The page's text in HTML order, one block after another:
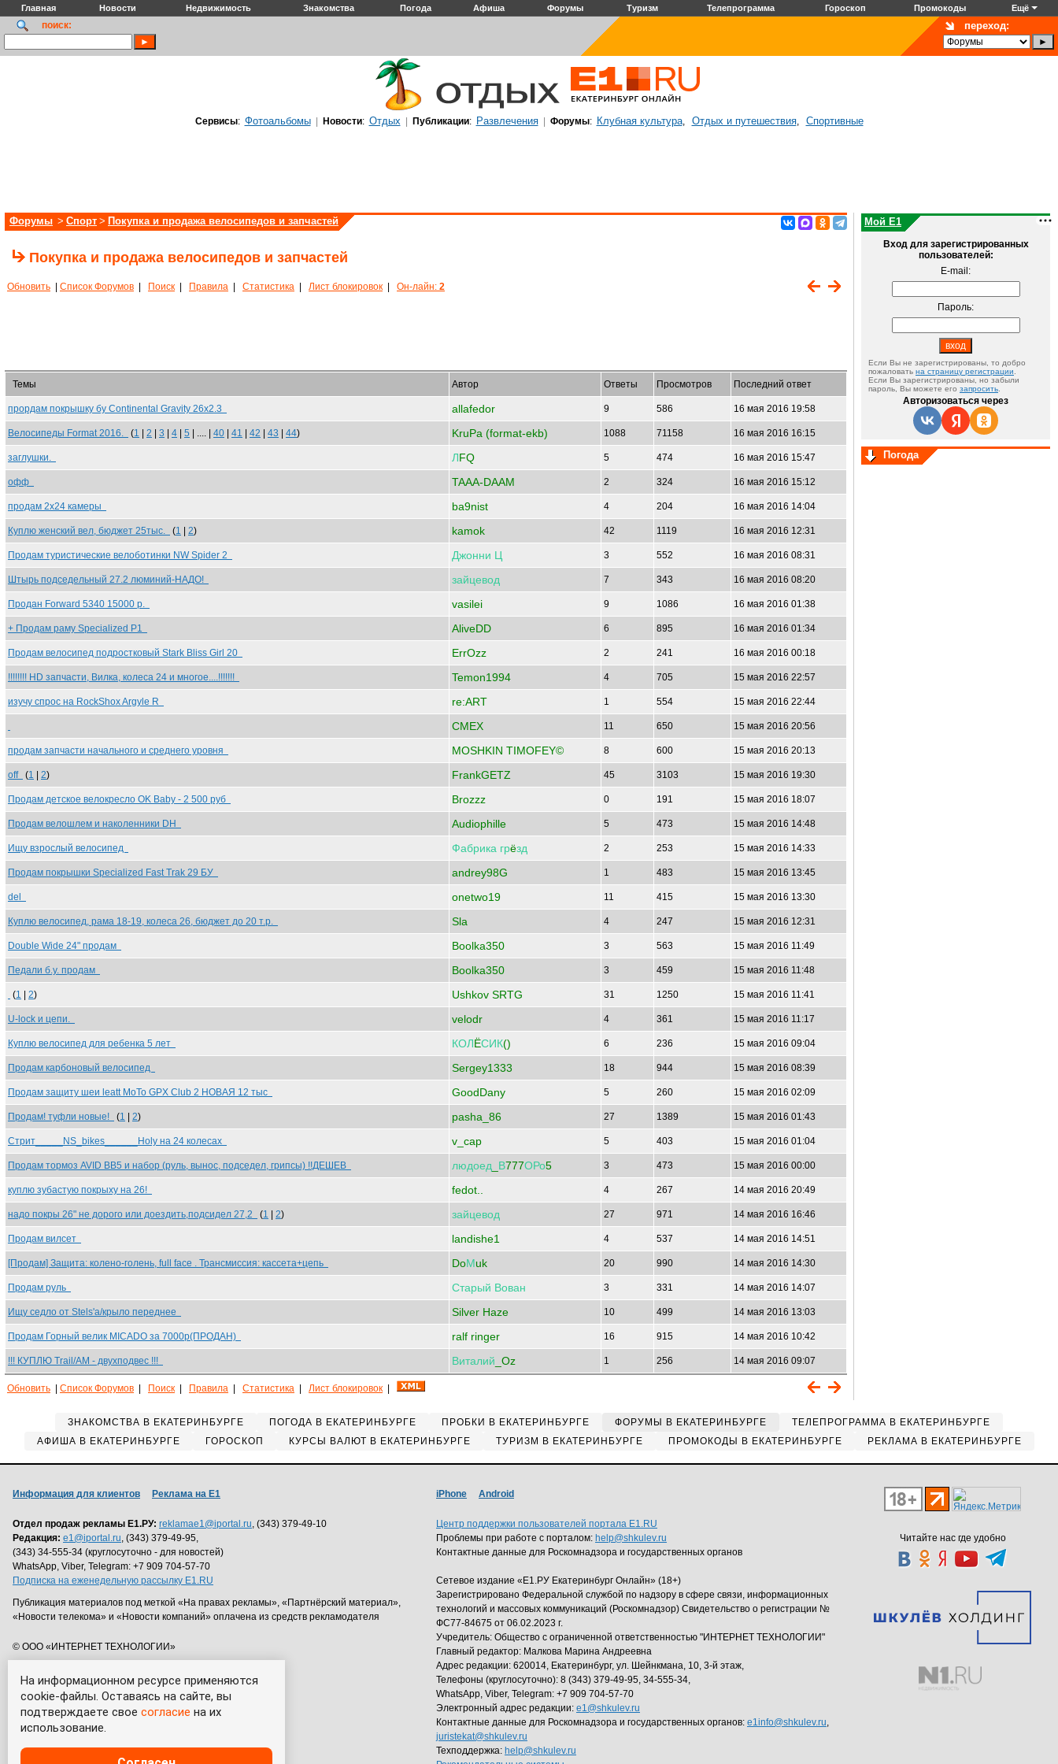
На информационном ресурсе применяются
cookie-файлы. Оставаясь на сайте, вы
подтверждаете свое согласие на их
использование.
Главная Новости Недвижимость Знакомства Погода Афиша Форумы Туризм Телепрограмма Гороскоп Промокоды Ещё
поиск: переход:
Сервисы: Фотоальбомы| Новости: Отдых| Публикации: Развлечения| Форумы: Клубная культура, Отдых и путешествия, Спортивные
Форумы > Спорт > Покупка и продажа велосипедов и запчастей
Покупка и продажа велосипедов и запчастей
Обновить Список Форумов Поиск Правила Статистика Лист блокировок Он-лайн: 2
Темы Автор Ответы Просмотров Последний ответ
прордам покрышку бу Continental Gravity 26х2.3 allafedor 9 586 16 мая 2016 19:58
Велосипеды Format 2016. (1 2 3 4 5 | .... | 40 41 42 43 44) KruPa (format-ekb) 1088 71158 16 мая 2016 16:15
заглушки. ЛFQ 5 474 16 мая 2016 15:47
офф TAAA-DAAM 2 324 16 мая 2016 15:12
продам 2х24 камеры ba9nist 4 204 16 мая 2016 14:04
Куплю женский вел, бюджет 25тыс. (1 2) kamok 42 1119 16 мая 2016 12:31
Продам туристические велоботинки NW Spider 2 Джонни Ц 3 552 16 мая 2016 08:31
Штырь подседельный 27.2 люминий-НАДО! зайцевод 7 343 16 мая 2016 08:20
Продан Forward 5340 15000 р. vasilei 9 1086 16 мая 2016 01:38
+ Продам раму Specialized P1 AliveDD 6 895 16 мая 2016 01:34
Продам велосипед подростковый Stark Bliss Girl 20 ErrOzz 2 241 16 мая 2016 00:18
!!!!!!!! HD запчасти, Вилка, колеса 24 и многое....!!!!!!! Temon1994 4 705 15 мая 2016 22:57
изучу спрос на RockShox Argyle R re:ART 1 554 15 мая 2016 22:44
CMEX 11 650 15 мая 2016 20:56
продам запчасти начального и среднего уровня MOSHKIN TIMOFEY© 8 600 15 мая 2016 20:13
off (1 2) FrankGETZ 45 3103 15 мая 2016 19:30
Продам детское велокресло OK Baby - 2 500 руб Brozzz 0 191 15 мая 2016 18:07
Продам велошлем и наколенники DH Audiophille 5 473 15 мая 2016 14:48
Ищу взрослый велосипед Фабрика грёзд 2 253 15 мая 2016 14:33
Продам покрышки Specialized Fast Trak 29 БУ andrey98G 1 483 15 мая 2016 13:45
del onetwo19 11 415 15 мая 2016 13:30
Куплю велосипед, рама 18-19, колеса 26, бюджет до 20 т.р. Sla 4 247 15 мая 2016 12:31
Double Wide 24" продам Boolka350 3 563 15 мая 2016 11:49
Педали б.у. продам Boolka350 3 459 15 мая 2016 11:48
(1 2) Ushkov SRTG 31 1250 15 мая 2016 11:41
U-lock и цепи. velodr 4 361 15 мая 2016 11:17
Куплю велосипед для ребенка 5 лет КОЛЁСИК() 6 236 15 мая 2016 09:04
Продам карбоновый велосипед Sergey1333 18 944 15 мая 2016 08:39
Продам защиту шеи leatt MoTo GPX Club 2 НОВАЯ 12 тыс GoodDany 5 260 15 мая 2016 02:09
Продам! туфли новые! (1 2) pasha_86 27 1389 15 мая 2016 01:43
Стрит_____NS_bikes______Holy на 24 колесах v_cap 5 403 15 мая 2016 01:04
Продам тормоз AVID BB5 и набор (руль, вынос, подседел, грипсы) !!ДЕШЕВ людоед В777ОРо5 3 473 15 мая 2016 00:00
куплю зубастую покрыху на 26! fedot.. 4 267 14 мая 2016 20:49
надо покры 26" не дорого или доездить,подсидел 27,2 (1 2) зайцевод 27 971 14 мая 2016 16:46
Продам вилсет landishe1 4 537 14 мая 2016 14:51
[Продам] Защита: колено-голень, full face . Трансмиссия: кассета+цепь DoМuk 20 990 14 мая 2016 14:30
Продам руль Старый Вован 3 331 14 мая 2016 14:07
Ищу седло от Stels'а/крыло переднее Silver Haze 10 499 14 мая 2016 13:03
Продам Горный велик MICADO за 7000р(ПРОДАН) ralf ringer 16 915 14 мая 2016 10:42
!!! КУПЛЮ Trail/AM - двухподвес !!! Виталий _Oz 1 256 14 мая 2016 09:07
Обновить Список Форумов Поиск Правила Статистика Лист блокировок
Мой E1
Вход для зарегистрированных
пользователей:
E-mail:
Пароль:
Если Вы не зарегистрированы, то добро
пожаловать на страницу регистрации
Если Вы зарегистрированы, но забыли
пароль, Вы можете его запросить
Авторизоваться через
Погода
ЗНАКОМСТВА В ЕКАТЕРИНБУРГЕ ПОГОДА В ЕКАТЕРИНБУРГЕ ПРОБКИ В ЕКАТЕРИНБУРГЕ ФОРУМЫ В ЕКАТЕРИНБУРГЕ
ТЕЛЕПРОГРАММА В ЕКАТЕРИНБУРГЕ
АФИША В ЕКАТЕРИНБУРГЕ
ГОРОСКОП КУРСЫ ВАЛЮТ В ЕКАТЕРИНБУРГЕ ТУРИЗМ В ЕКАТЕРИНБУРГЕ ПРОМОКОДЫ В ЕКАТЕРИНБУРГЕ РЕКЛАМА В ЕКАТЕРИНБУРГЕ
Читайте нас где удобно
Информация для клиентов Реклама на Е1
Отдел продаж рекламы Е1.РУ: reklamae1@iportal.ru, (343) 379-49-10
Редакция: e1@iportal.ru, (343) 379-49-95,
(343) 34-555-34 (круглосуточно - для новостей)
WhatsApp, Viber, Telegram: +7 909 704-57-70
Подписка на еженедельную рассылку E1.RU
Публикация материалов под меткой «На правах рекламы», «Партнёрский материал»,
«Новости телекома» и «Новости компаний» оплачена из средств рекламодателя
© ООО «ИНТЕРНЕТ ТЕХНОЛОГИИ»
iPhone Android
Центр поддержки пользователей портала E1.RU
Проблемы при работе с порталом: help@shkulev.ru
Контактные данные для Роскомнадзора и государственных органов
Сетевое издание «Е1.РУ Екатеринбург Онлайн» (18+)
Зарегистрировано Федеральной службой по надзору в сфере связи, информационных
технологий и массовых коммуникаций (Роскомнадзор) Свидетельство о регистрации №
ФС77-84675 от 06.02.2023 г.
Учредитель: Общество с ограниченной ответственностью "ИНТЕРНЕТ ТЕХНОЛОГИИ"
Главный редактор: Малкова Марина Андреевна
Адрес редакции: 620014, Екатеринбург, ул. Шейнкмана, 10, 3-й этаж,
Телефоны (круглосуточно): 8 (343) 379-49-95, 34-555-34,
WhatsApp, Viber, Telegram: +7 909 704-57-70
Электронный адрес редакции: e1@shkulev.ru
Контактные данные для Роскомнадзора и государственных органов: e1info@shkulev.ru,
juristekat@shkulev.ru
Техподдержка: help@shkulev.ru